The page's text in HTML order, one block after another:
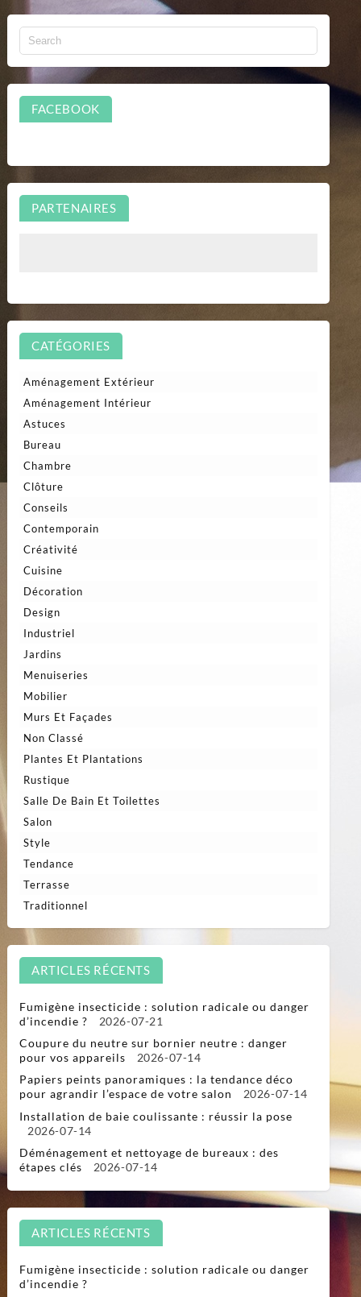
FACEBOOK
PARTENAIRES
CATÉGORIES
Aménagement Extérieur
Aménagement Intérieur
Astuces
Bureau
Chambre
Clôture
Conseils
Contemporain
Créativité
Cuisine
Décoration
Design
Industriel
Jardins
Menuiseries
Mobilier
Murs Et Façades
Non Classé
Plantes Et Plantations
Rustique
Salle De Bain Et Toilettes
Salon
Style
Tendance
Terrasse
Traditionnel
ARTICLES RÉCENTS
Fumigène insecticide : solution radicale ou danger
d’incendie ?
2026-07-21
Coupure du neutre sur bornier neutre : danger
pour vos appareils
2026-07-14
Papiers peints panoramiques : la tendance déco
pour agrandir l’espace de votre salon
2026-07-14
Installation de baie coulissante : réussir la pose
2026-07-14
Déménagement et nettoyage de bureaux : des
étapes clés
2026-07-14
ARTICLES RÉCENTS
Fumigène insecticide : solution radicale ou danger
d’incendie ?